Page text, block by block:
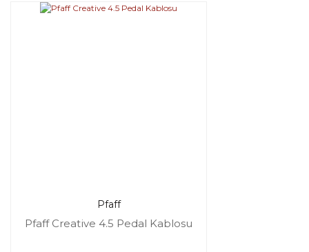
Pfaff
Pfaff Creative 4.5 Pedal Kablosu